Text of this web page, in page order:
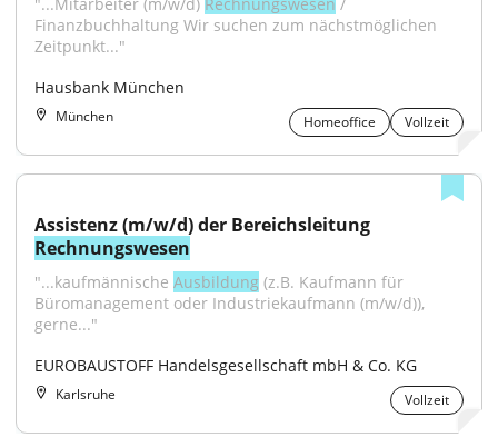
Finanzbuchhaltung Wir suchen zum nächstmöglichen
Zeitpunkt..."
Hausbank München
München Homeoffice Vollzeit
Rechnungswesen
"...kaufmännische Ausbildung (z.B. Kaufmann für
Büromanagement oder Industriekaufmann (m/w/d)),
gerne..."
EUROBAUSTOFF Handelsgesellschaft mbH & Co. KG
Karlsruhe Vollzeit